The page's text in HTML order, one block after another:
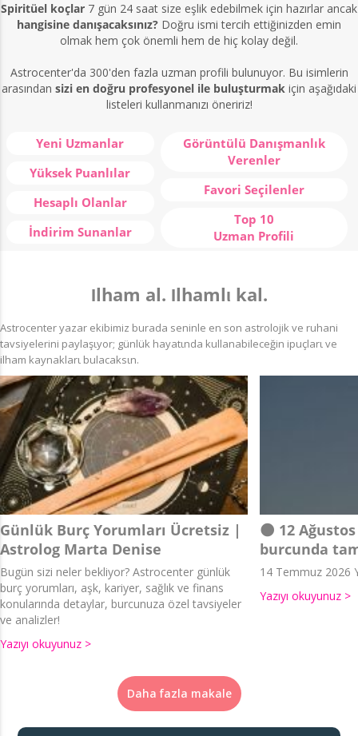
Spiritüel koçlar 7 gün 24 saat size eşlik edebilmek için hazırlar ancak
hangisine danışacaksınız? Doğru ismi tercih ettiğinizden emin
olmak hem çok önemli hem de hiç kolay değil.
Astrocenter'da 300'den fazla uzman profili bulunuyor. Bu isimlerin
arasından sizi en doğru profesyonel ile buluşturmak için aşağıdaki
listeleri kullanmanızı öneririz!
Yeni Uzmanlar
Yüksek Puanlılar
Hesaplı Olanlar
İndirim Sunanlar
Görüntülü Danışmanlık
Verenler
Favori Seçilenler
Top 10
Uzman Profili
Ιlham al. Ιlhamlι kal.
Astrocenter yazar ekibimiz burada seninle en son astrolojik ve ruhani
tavsiyelerini paylaşιyor; günlük hayatιnda kullanabileceğin ipuçlarι ve
ilham kaynaklarι bulacaksιn.
Günlük Burç Yorumları Ücretsiz |
Astrolog Marta Denise
Bugün sizi neler bekliyor? Astrocenter günlük
burç yorumları, aşk, kariyer, sağlık ve finans
konularında detaylar, burcunuza özel tavsiyeler
ve analizler!
Yazıyı okuyunuz >
🌑 12
burcunda
14 Temmuz 2026
Yazıyı okuyunuz >
Daha fazla makale